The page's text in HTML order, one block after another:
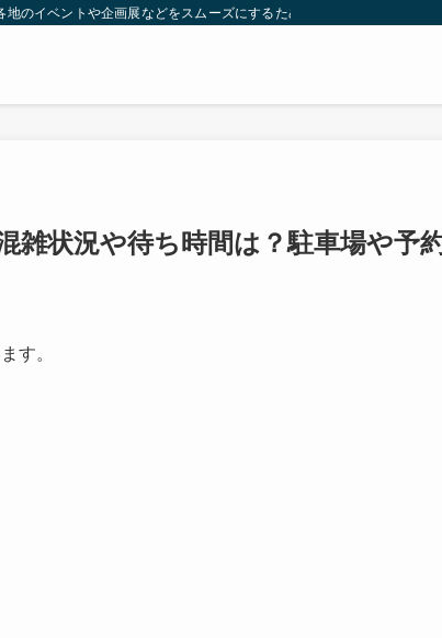
のイベントや企画展などをスムーズにするための賢い情報をまとめて
雑状況や待ち時間は？駐車場や予
す。